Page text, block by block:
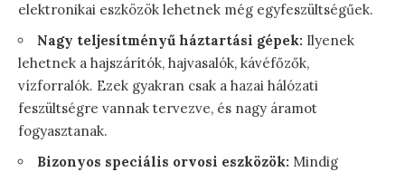
elektronikai eszközök lehetnek még egyfeszültségűek.
Nagy teljesítményű háztartási gépek: Ilyenek
lehetnek a hajszárítók, hajvasalók, kávéfőzők,
vízforralók. Ezek gyakran csak a hazai hálózati
feszültségre vannak tervezve, és nagy áramot
fogyasztanak.
Bizonyos speciális orvosi eszközök: Mindig